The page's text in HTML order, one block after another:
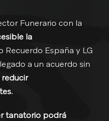
Funerario con la
la
Recuerdo España y LG
a un acuerdo sin
tanatorio podrá